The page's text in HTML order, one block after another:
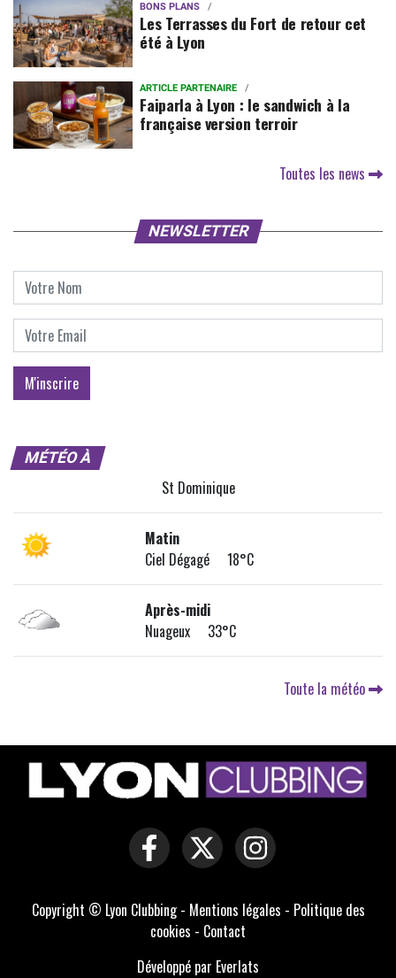
BONS PLANS
Les Terrasses du Fort de retour cet
été à Lyon
ARTICLE PARTENAIRE
Faiparla à Lyon : le sandwich à la
française version terroir
Toutes les news
NEWSLETTER
MÉTÉO À
St Dominique
Matin
Ciel Dégagé 18°C
Après-midi
Nuageux 33°C
Toute la météo
Copyright © Lyon Clubbing - Mentions légales - Politique des
cookies - Contact
Développé par Everlats